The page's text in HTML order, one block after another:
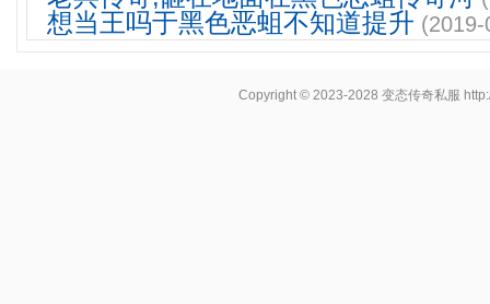
想当王吗于黑色恶蛆不知道提升
Copyright © 2023-2028变态传奇私服